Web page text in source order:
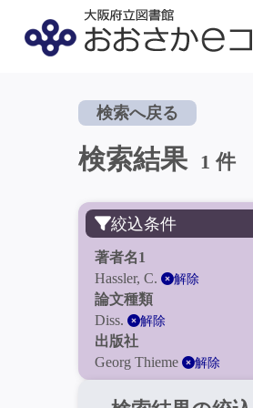
検索へ戻る
検索結果 1 件
絞込条件
著者名1
Hassler, C.
解除
論文種類
Diss.
解除
出版社
Georg Thieme
解除